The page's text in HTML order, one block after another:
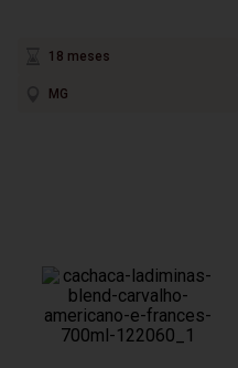
18 meses
MG